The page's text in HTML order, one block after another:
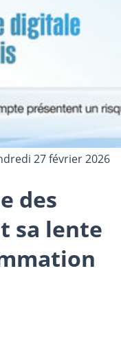
27 février 2026
des
sa lente